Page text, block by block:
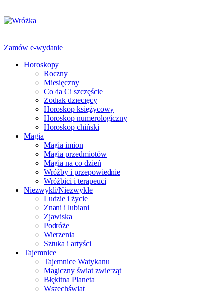
Zamów e-wydanie
Horoskopy
Roczny
Miesięczny
Co da Ci szczęście
Zodiak dziecięcy
Horoskop księżycowy
Horoskop numerologiczny
Horoskop chiński
Magia
Magia imion
Magia przedmiotów
Magia na co dzień
Wróżby i przepowiednie
Wróżbici i terapeuci
Niezwykli/Niezwykłe
Ludzie i życie
Znani i lubiani
Zjawiska
Podróże
Wierzenia
Sztuka i artyści
Tajemnice
Tajemnice Watykanu
Magiczny świat zwierząt
Błękitna Planeta
Wszechświat